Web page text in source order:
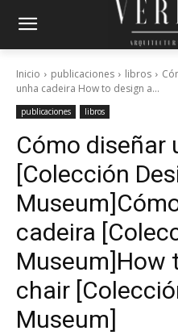
Inicio publicaciones libros
unha cadeira How to design a...
publicaciones libros
Cómo diseñar
[Colección
Museum]
cadeira
Museum] How
chair
Museum]